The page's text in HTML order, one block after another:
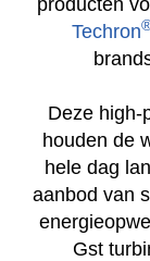
Techron
Deze high-
houden de
hele dag
aanbod van
Gst